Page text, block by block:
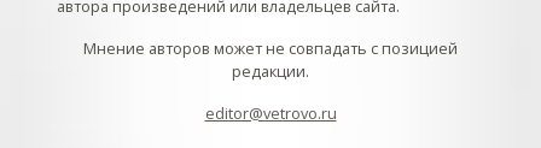
автора произведений или владельцев сайта.
Мнение авторов может не совпадать с позицией
редакции.
editor@vetrovo.ru